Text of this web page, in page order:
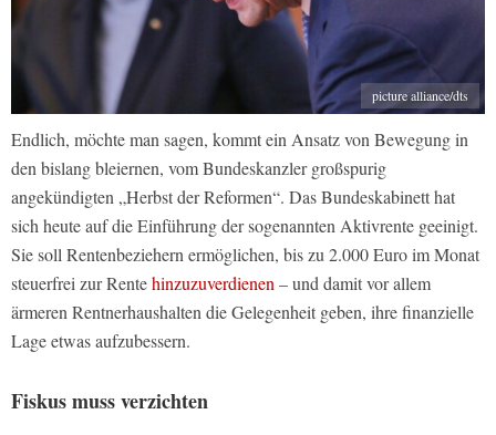
picture alliance/dts
Endlich, möchte man sagen, kommt ein Ansatz von Bewegung in
den bislang bleiernen, vom Bundeskanzler großspurig
angekündigten „Herbst der Reformen“. Das Bundeskabinett hat
sich heute auf die Einführung der sogenannten Aktivrente geeinigt.
Sie soll Rentenbeziehern ermöglichen, bis zu 2.000 Euro im Monat
steuerfrei zur Rentehinzuzuverdienen– und damit vor allem
ärmeren Rentnerhaushalten die Gelegenheit geben, ihre finanzielle
Lage etwas aufzubessern.
Fiskus muss verzichten